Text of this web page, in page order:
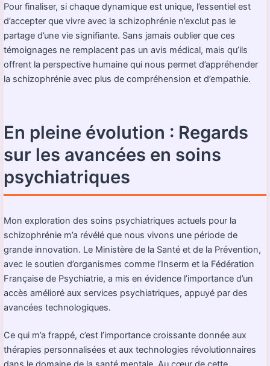
Pour finaliser, si chaque dynamique est unique, l’essentiel est
d’accepter que vivre avec la schizophrénie n’exclut pas le
partage d’une vie signifiante. Sans jamais oublier que ces
témoignages ne remplacent pas un avis médical, mais qu’ils
offrent la perspective humaine qui nous permet d’appréhender
la schizophrénie avec plus de compréhension et d’empathie.
En pleine évolution : Regards
sur les avancées en soins
psychiatriques
Mon exploration des soins psychiatriques actuels pour la
schizophrénie m’a révélé que nous vivons une période de
grande innovation. Le Ministère de la Santé et de la Prévention,
avec le soutien d’organismes comme l’Inserm et la Fédération
Française de Psychiatrie, a mis en évidence l’importance d’un
accès amélioré aux services psychiatriques, appuyé par des
avancées technologiques.
Ce qui m’a frappé, c’est l’importance croissante donnée aux
thérapies personnalisées et aux technologies révolutionnaires